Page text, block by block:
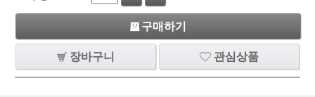
구매하기
장바구니 관심상품